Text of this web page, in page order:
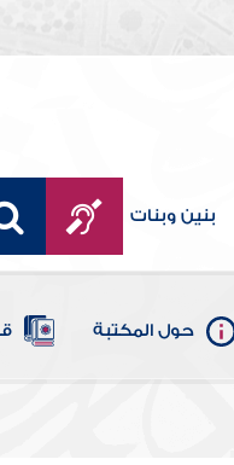
بنين وبنات
حول المكتبة